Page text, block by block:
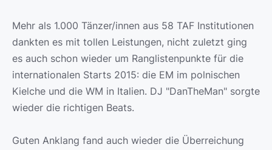
Mehr als 1.000 Tänzer/innen aus 58 TAF Institutionen
dankten es mit tollen Leistungen, nicht zuletzt ging
es auch schon wieder um Ranglistenpunkte für die
internationalen Starts 2015: die EM im polnischen
Kielche und die WM in Italien. DJ "DanTheMan" sorgte
wieder die richtigen Beats.
Guten Anklang fand auch wieder die Überreichung